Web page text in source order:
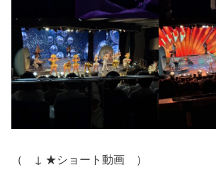
（ ↓ ★ショート動画 ）